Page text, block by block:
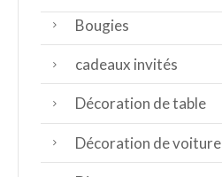
Bougies
cadeaux invités
Décoration de table
Décoration de voiture